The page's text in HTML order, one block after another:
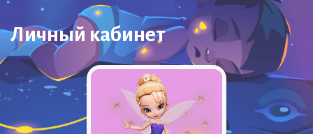
Личный кабинет